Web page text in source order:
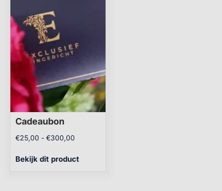
Cadeaubon
€25,00 - €300,00
Bekijk dit product